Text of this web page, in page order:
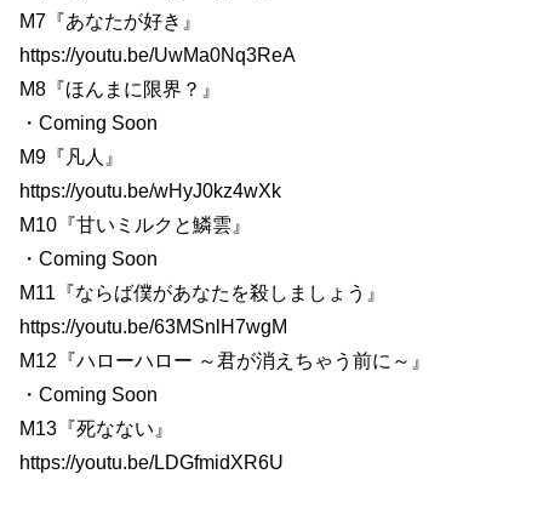
M7『あなたが好き』
https://youtu.be/UwMa0Nq3ReA
M8『ほんまに限界？』
・Coming Soon
M9『凡人』
https://youtu.be/wHyJ0kz4wXk
M10『甘いミルクと鱗雲』
・Coming Soon
M11『ならば僕があなたを殺しましょう』
https://youtu.be/63MSnlH7wgM
M12『ハローハロー ～君が消えちゃう前に～』
・Coming Soon
M13『死なない』
https://youtu.be/LDGfmidXR6U